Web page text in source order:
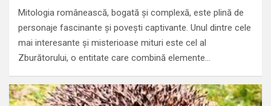
Mitologia românească, bogată și complexă, este plină de
personaje fascinante și povești captivante. Unul dintre cele
mai interesante și misterioase mituri este cel al
Zburătorului, o entitate care combină elemente…